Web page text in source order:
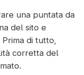
una puntata da
del sito e
di tutto,
corretta del